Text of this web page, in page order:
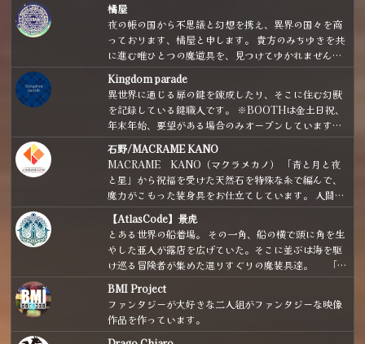
橘屋
夜の帳の国から不思議と幻想を携え、異界の国々を商
っております、橘屋と申します。 貴方のみちゆきを共
に進む唯ひとつの魔道具を、見つけてゆかれません
か。
Kingdom parade
異世界に通じる扉の鍵を錬成したり、そこに住む幻獣
を記録している鍵職人です。 ※BOOTHは金土日祝、
年末年始、要望がある場合のみオープンしています。
※実店舗に委託している作品も掲載しています。
石野/MACRAME KANO
MACRAME KANO（マクラメカノ） 「青と月と夜
と星」から祝福を受けた天然石を特殊な糸で編んで、
魔力がこもった装身具をお仕立てしています。 人間界
で隠れ魔女・魔法使いとして生活している方へ向け
て、普通の人がパッと見て「魔法使いだ」と分かりに
くいような、魔女さん、魔法使いさんのための装身具
をお届けしております。日常使いしやすいカジュアル
シンプルなデザインがメインです。 お家でぼっちアフ
タヌーンティーが趣味です。赤い屋根の海の見える高
台にアトリエを構えるのが夢です。 （補足：店主、ポ
ポクロ、FF6、クロノ、テイルズ、ドラクエで育ちま
した。）
【AtlasCode】景虎
とある世界の船着場。 その一角、船の横で頭に角を生
やした亜人が露店を広げていた。そこに並ぶは海を駆
け巡る冒険者が集めた選りすぐりの魔装具達。 「や
ぁやぁいらっしゃい！ 船長が集めた道具、ちょっと癖
が強いものもあるけど、ぜひ見ていってよ！ 道具の方
から気に入られちゃったらごめんね！！」
BMI Project
ファンタジーが大好きな二人組がファンタジーな映像
作品を作っています。